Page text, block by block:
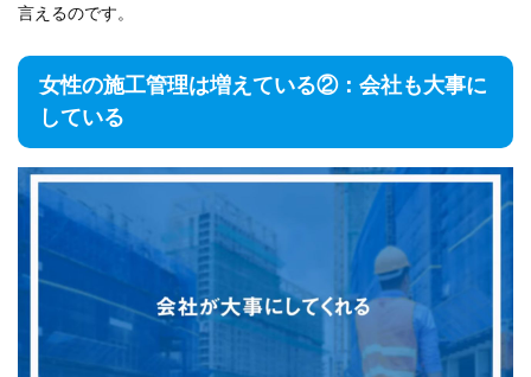
言えるのです。
女性の施工管理は増えている②：会社も大事に
している